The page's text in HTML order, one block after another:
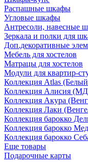
Распашные шкафы
Угловые шкафы
Антресоли, навесные
Зеркала и полки для
Доп.декоративные
Мебель для хостелов
Матрацы для хостелов
Модули для квартир-
Коллекция Atlas
Коллекция Алисия
Коллекция Акура
Коллекция Лаки
Коллекция барокко
Коллекция барокко
Коллекция барокко
Еще товары
Подарочные карты